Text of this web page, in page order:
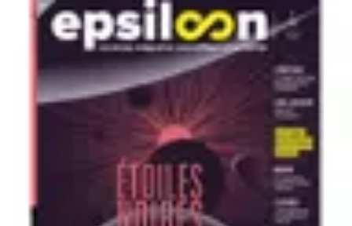
Avenir Écologique
Entreprises et ÉcologieUrbanisme DurableBiodiversité et Espaces
Jardinage DurableEngagement citoyen
Avenir Écologique